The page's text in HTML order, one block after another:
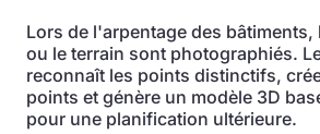
Lors de l'arpentage des bâtiments,
ou le terrain sont photographiés.
reconnaît les points distinctifs,
points et génère un modèle 3D
pour une planification ultérieure.